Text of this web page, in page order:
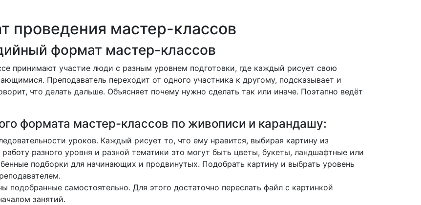
проведения мастер-классов
формат мастер-классов
принимают участие люди с разным уровнем подготовки, где каждый рисует свою
Преподаватель переходит от одного участника к другому, подсказывает и
что делать дальше. Объясняет почему нужно сделать так или иначе. Поэтапно ведёт
формата мастер-классов по живописи и карандашу:
уроков. Каждый рисует то, что ему нравится, выбирая картину из
разного уровня и разной тематики это могут быть цветы, букеты, ландшафтные или
подборки для начинающих и продвинутых. Подобрать картину и выбрать уровень
подобранные самостоятельно. Для этого достаточно переслать файл с картинкой
занятий.